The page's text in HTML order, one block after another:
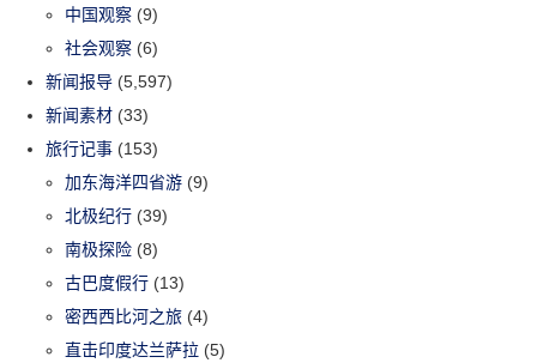
中国观察 (9)
社会观察 (6)
新闻报导 (5,597)
新闻素材 (33)
旅行记事 (153)
加东海洋四省游 (9)
北极纪行 (39)
南极探险 (8)
古巴度假行 (13)
密西西比河之旅 (4)
直击印度达兰萨拉 (5)